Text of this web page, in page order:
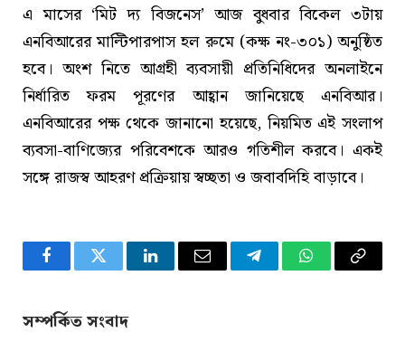
এ মাসের ‘মিট দ্য বিজনেস’ আজ বুধবার বিকেল ৩টায়
এনবিআরের মাল্টিপারপাস হল রুমে (কক্ষ নং-৩০১) অনুষ্ঠিত
হবে। অংশ নিতে আগ্রহী ব্যবসায়ী প্রতিনিধিদের অনলাইনে
নির্ধারিত ফরম পূরণের আহ্বান জানিয়েছে এনবিআর।
এনবিআরের পক্ষ থেকে জানানো হয়েছে, নিয়মিত এই সংলাপ
ব্যবসা-বাণিজ্যের পরিবেশকে আরও গতিশীল করবে। একই
সঙ্গে রাজস্ব আহরণ প্রক্রিয়ায় স্বচ্ছতা ও জবাবদিহি বাড়াবে।
FacebookTwitter LinkedInEmail TelegramWhatsApp
Copy
সম্পর্কিত সংবাদ